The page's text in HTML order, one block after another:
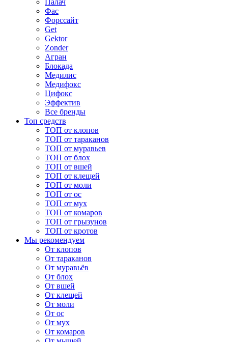
Палач
Фас
Форcсайт
Get
Gektor
Zonder
Агран
Блокада
Медилис
Медифокс
Цифокс
Эффектив
Все бренды
Топ средств
ТОП от клопов
ТОП от тараканов
ТОП от муравьев
ТОП от блох
ТОП от вшей
ТОП от клещей
ТОП от моли
ТОП от ос
ТОП от мух
ТОП от комаров
ТОП от грызунов
ТОП от кротов
Мы рекомендуем
От клопов
От тараканов
От муравьёв
От блох
От вшей
От клещей
От моли
От ос
От мух
От комаров